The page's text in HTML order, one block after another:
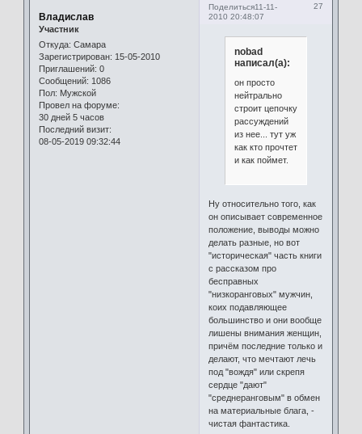
Поделиться 27
11-11-
2010 20:48:07
Владислав
Участник
Откуда: Самара
Зарегистрирован: 15-05-2010
Приглашений: 0
Сообщений: 1086
Пол: Мужской
Провел на форуме:
30 дней 5 часов
Последний визит:
08-05-2019 09:32:44
nobad
написал(а):
он просто
нейтрально
строит цепочку
рассуждений
из нее... тут уж
как кто прочтет
и как поймет.
Ну относительно того, как
он описывает современное
положение, выводы можно
делать разные, но вот
"историческая" часть книги
с рассказом про
бесправных
"низкоранговых" мужчин,
коих подавляющее
большинство и они вообще
лишены внимания женщин,
причём последние только и
делают, что мечтают лечь
под "вождя" или скрепя
сердце "дают"
"среднеранговым" в обмен
на материальные блага, -
чистая фантастика.